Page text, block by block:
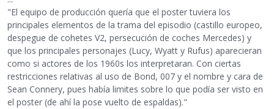
"El equipo de producción quería que el poster tuviera los
principales elementos de la trama del episodio (castillo europeo,
despegue de cohetes V2, persecución de coches Mercedes) y
que los principales personajes (Lucy, Wyatt y Rufus) aparecieran
como si actores de los 1960s los interpretaran. Con ciertas
restricciones relativas al uso de Bond, 007 y el nombre y cara de
Sean Connery, pues había limites sobre lo que podía ser visto en
el poster (de ahí la pose vuelto de espaldas)."